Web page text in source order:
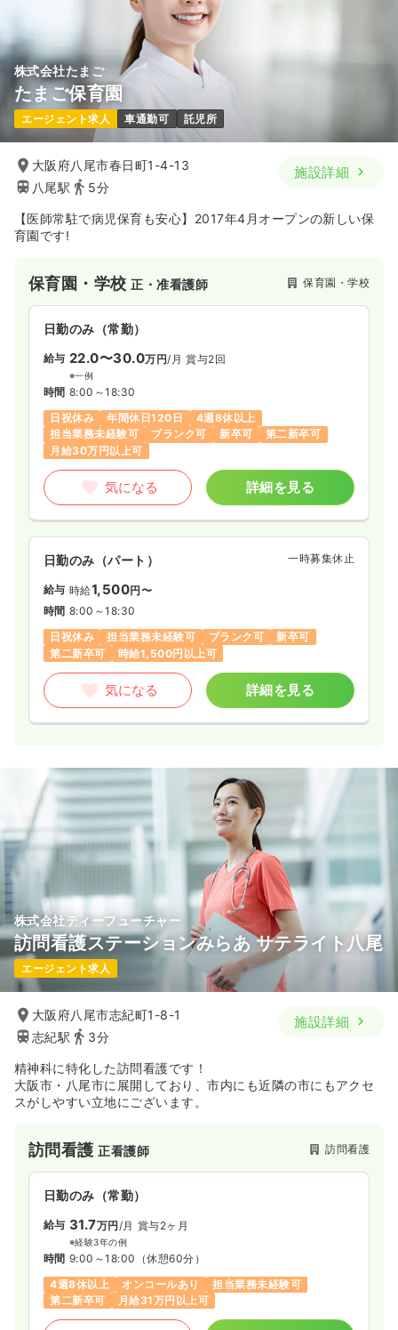
株式会社たまご
たまご保育園
エージェント求人 車通勤可 託児所
大阪府八尾市春日町1-4-13
八尾駅
5分
施設詳細
【医師常駐で病児保育も安心】2017年4月オープンの新しい保
育園です!
保育園・学校正・准看護師 保育園・学校
日勤のみ（常勤）
給与 22.0〜30.0万円/月 賞与2回
※一例
時間 8:00～18:30
日祝休み
年間休日120日
4週8休以上
担当業務未経験可
ブランク可 新卒可
第二新卒可
月給30万円以上可
気になる 詳細を見る
日勤のみ（パート） 一時募集休止
給与 時給1,500円〜
時間 8:00～18:30
日祝休み
担当業務未経験可 ブランク可
新卒可
第二新卒可
時給1,500円以上可
気になる 詳細を見る
株式会社ティーフューチャー
訪問看護ステーションみらあ サテライト八尾
エージェント求人
大阪府八尾市志紀町1-8-1
志紀駅
3分
施設詳細
精神科に特化した訪問看護です！
大阪市・八尾市に展開しており、市内にも近隣の市にもアクセ
スがしやすい立地にございます。
訪問看護正看護師 訪問看護
日勤のみ（常勤）
給与 31.7万円 /月 賞与2ヶ月
※経験3年の例
時間 9:00～18:00 （休憩60分）
4週8休以上
オンコールあり
担当業務未経験可
第二新卒可
月給31万円以上可